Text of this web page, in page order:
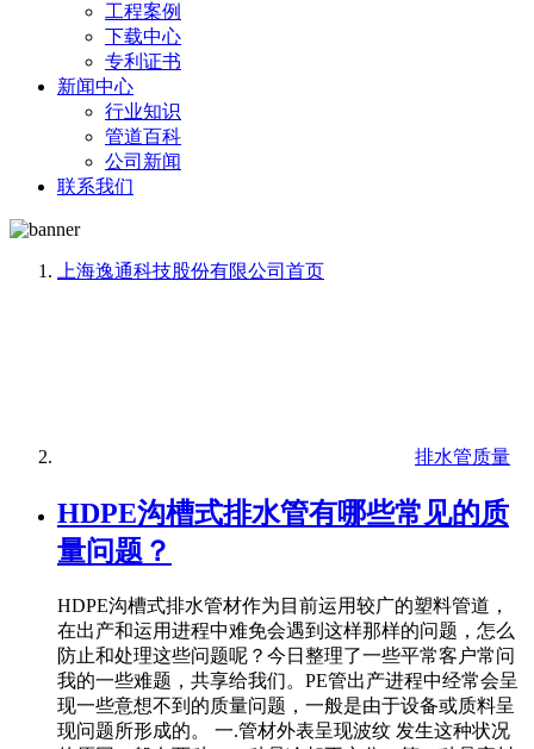
工程案例
下载中心
专利证书
新闻中心
行业知识
管道百科
公司新闻
联系我们
上海逸通科技股份有限公司 首页
排水管质量
HDPE沟槽式排水管有哪些常见的质
量问题？
HDPE沟槽式排水管材作为目前运用较广的塑料管道，
在出产和运用进程中难免会遇到这样那样的问题，怎么
防止和处理这些问题呢？今日整理了一些平常客户常问
我的一些难题，共享给我们。PE管出产进程中经常会呈
现一些意想不到的质量问题，一般是由于设备或质料呈
现问题所形成的。 一.管材外表呈现波纹 发生这种状况